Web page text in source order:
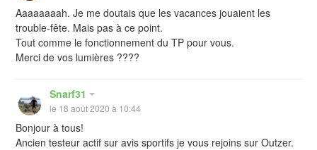
Aaaaaaaah. Je me doutais que les vacances jouaient les
trouble-fête. Mais pas à ce point.
Tout comme le fonctionnement du TP pour vous.
Merci de vos lumières ????
Snarf31
le 18 août 2020 à 10:44
Bonjour à tous!
Ancien testeur actif sur avis sportifs je vous rejoins sur Outzer.